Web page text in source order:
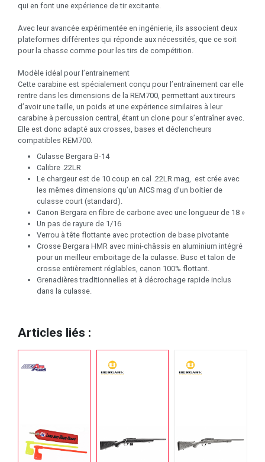
qui en font une expérience de tir excitante.
Avec leur avancée expérimentée en ingénierie, ils associent deux
plateformes différentes qui réponde aux nécessités, que ce soit
pour la chasse comme pour les tirs de compétition.
Modèle idéal pour l’entrainement
Cette carabine est spécialement conçu pour l’entraînement car elle
rentre dans les dimensions de la REM700, permettant aux tireurs
d’avoir une taille, un poids et une expérience similaires à leur
carabine à percussion central, étant un clone pour s’entraîner avec.
Elle est donc adapté aux crosses, bases et déclencheurs
compatibles REM700.
Culasse Bergara B-14
Calibre .22LR
Le chargeur est de 10 coup en cal .22LR mag, est crée avec
les mêmes dimensions qu’un AICS mag d’un boitier de
culasse court (standard).
Canon Bergara en fibre de carbone avec une longueur de 18 »
Un pas de rayure de 1/16
Verrou à tête flottante avec protection de base pivotante
Crosse Bergara HMR avec mini-châssis en aluminium intégré
pour un meilleur emboitage de la culasse. Busc et talon de
crosse entièrement réglables, canon 100% flottant.
Grenadières traditionnelles et à décrochage rapide inclus
dans la culasse.
Articles liés :